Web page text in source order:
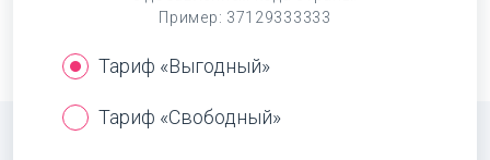
Пример: 37129333333
Тариф «Выгодный»
Тариф «Свободный»